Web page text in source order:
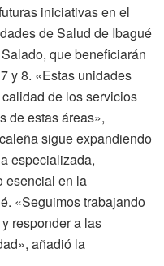
iniciativas en el
de Salud de Ibagué
que beneficiarán
y 8. «Estas unidades
de los servicios
de estas áreas»,
sigue expandiendo
especializada,
esencial en la
«Seguimos trabajando
responder a las
añadió la